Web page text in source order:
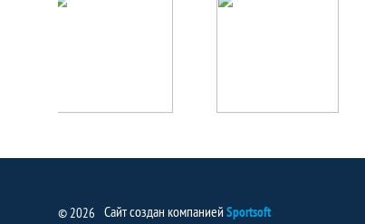
© 2026 Сайт создан компанией Sportsoft